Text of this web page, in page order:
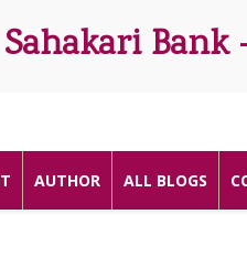
Bank
AUTHOR ALL BLOGS